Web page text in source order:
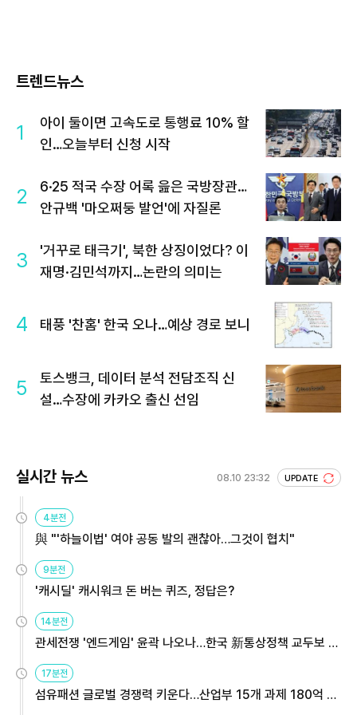
트렌드뉴스
1
아이 둘이면 고속도로 통행료 10% 할
인…오늘부터 신청 시작
2
6·25 적국 수장 어록 읊은 국방장관…
안규백 '마오쩌둥 발언'에 자질론
3
'거꾸로 태극기', 북한 상징이었다? 이
재명·김민석까지…논란의 의미는
4 태풍 '찬홈' 한국 오나…예상 경로 보니
5
토스뱅크, 데이터 분석 전담조직 신
설…수장에 카카오 출신 선임
실시간 뉴스 08.10 23:32 UPDATE
4분전
與 "'하늘이법' 여야 공동 발의 괜찮아…그것이 협치"
9분전
'캐시딜' 캐시워크 돈 버는 퀴즈, 정답은?
14분전
관세전쟁 '엔드게임' 윤곽 나오나…한국 新통상정책 교두보 활
17분전
섬유패션 글로벌 경쟁력 키운다…산업부 15개 과제 180억 지